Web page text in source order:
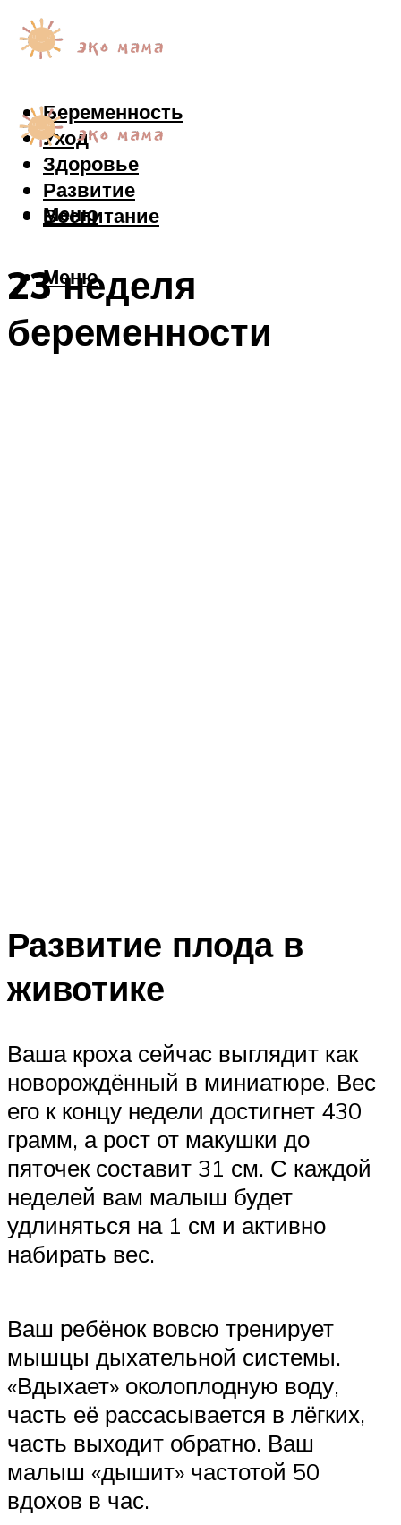
Беременность
Уход
Здоровье
Развитие
Воспитание
Меню
Меню
23 неделя
беременности
Развитие плода в
животике
Ваша кроха сейчас выглядит как
новорождённый в миниатюре. Вес
его к концу недели достигнет 430
грамм, а рост от макушки до
пяточек составит 31 см. С каждой
неделей вам малыш будет
удлиняться на 1 см и активно
набирать вес.
Ваш ребёнок вовсю тренирует
мышцы дыхательной системы.
«Вдыхает» околоплодную воду,
часть её рассасывается в лёгких,
часть выходит обратно. Ваш
малыш «дышит» частотой 50
вдохов в час.